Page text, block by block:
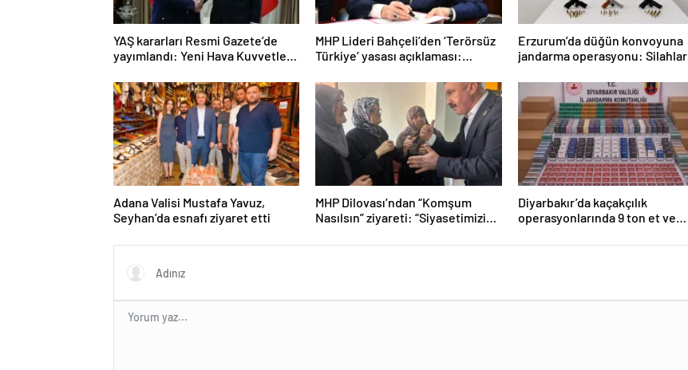
YAŞ kararları Resmi Gazete’de
yayımlandı: Yeni Hava Kuvvetleri
Dalkıran
MHP Lideri Bahçeli’den ‘Terörsüz
Türkiye’ yasası açıklaması:
Erzurum’da düğün konvoyuna
jandarma operasyonu: Silahlar
Adana Valisi Mustafa Yavuz,
Seyhan’da esnafı ziyaret etti
MHP Dilovası’ndan “Komşum
Nasılsın” ziyareti: “Siyasetimizin
Diyarbakır’da kaçakçılık
operasyonlarında 9 ton et ve